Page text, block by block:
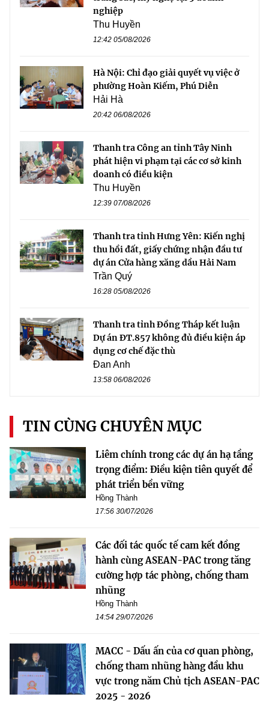
nghiệp
Thu Huyền
12:42 05/08/2026
Hà Nội: Chỉ đạo giải quyết vụ việc ở
phường Hoàn Kiếm, Phú Diễn
Hải Hà
20:42 06/08/2026
Thanh tra Công an tỉnh Tây Ninh
phát hiện vi phạm tại các cơ sở kinh
doanh có điều kiện
Thu Huyền
12:39 07/08/2026
Thanh tra tỉnh Hưng Yên: Kiến nghị
thu hồi đất, giấy chứng nhận đầu tư
dự án Cửa hàng xăng dầu Hải Nam
Trần Quý
16:28 05/08/2026
Thanh tra tỉnh Đồng Tháp kết luận
Dự án ĐT.857 không đủ điều kiện áp
dụng cơ chế đặc thù
Đan Anh
13:58 06/08/2026
TIN CÙNG CHUYÊN MỤC
Liêm chính trong các dự án hạ tầng
trọng điểm: Điều kiện tiên quyết để
phát triển bền vững
Hồng Thành
17:56 30/07/2026
Các đối tác quốc tế cam kết đồng
hành cùng ASEAN-PAC trong tăng
cường hợp tác phòng, chống tham
nhũng
Hồng Thành
14:54 29/07/2026
MACC - Dấu ấn của cơ quan phòng,
chống tham nhũng hàng đầu khu
vực trong năm Chủ tịch ASEAN-PAC
2025 - 2026